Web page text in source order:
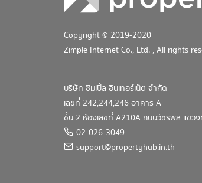
Copyright © 2019-2020
Zimple Internet Co., Ltd. , All rights
บริษัท ซิมเปิ้ล อินเทอร์เน็ต จำกัด
เลขที่ 242,244,246 อาคาร A
ชั้น 2 ห้องเลขที่ A210A ถนนวัชรพล แขว
02-026-3049
support@propertyhub.in.th